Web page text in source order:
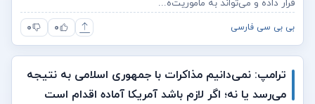
قرار داده و می‌تواند به ماموریت‌ه...
بی بی سی فارسی ۰ ۰
ترامپ: نمی‌دانیم مذاکرات با جمهوری اسلامی به نتیجه
می‌رسد یا نه؛ اگر لازم باشد آمریکا آماده اقدام است